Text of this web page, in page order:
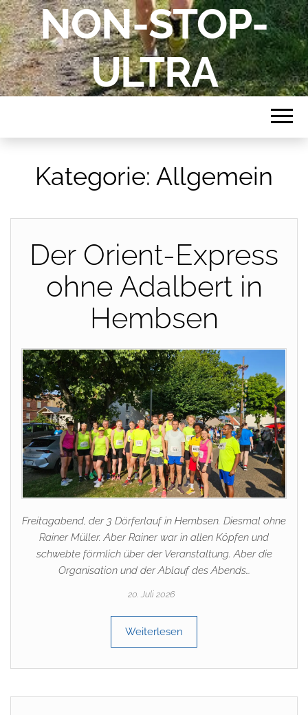
NON-STOP-
ULTRA
Kategorie: Allgemein
Der Orient-Express
ohne Adalbert in
Hembsen
Freitagabend, der 3 Dörferlauf in Hembsen. Diesmal ohne
Rainer Müller. Aber Rainer war in allen Köpfen und
schwebte förmlich über der Veranstaltung. Aber die
Organisation und der Ablauf des Abends…
20. Juli 2026
Weiterlesen